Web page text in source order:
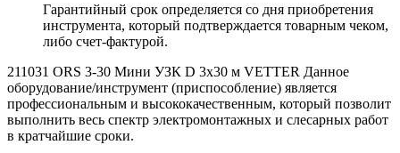
Гарантийный срок определяется со дня приобретения
инструмента, который подтверждается товарным чеком,
либо счет-фактурой.
211031 ORS 3-30 Мини УЗК D 3x30 м VETTER Данное
оборудование/инструмент (приспособление) является
профессиональным и высококачественным, который позволит
выполнить весь спектр электромонтажных и слесарных работ
в кратчайшие сроки.